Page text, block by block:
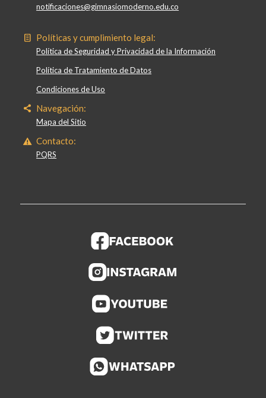
notificaciones@gimnasiomoderno.edu.co
Políticas y cumplimiento legal:
Política de Seguridad y Privacidad de la Información
Política de Tratamiento de Datos
Condiciones de Uso
Navegación:
Mapa del Sitio
Contacto:
PQRS